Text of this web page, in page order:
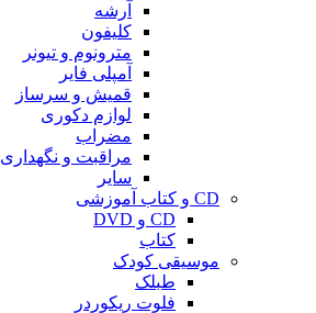
آرشه
کلیفون
مترونوم و تیونر
آمپلی فایر
قمیش و سرساز
لوازم دکوری
مضراب
مراقبت و نگهداری
سایر
CD و کتاب آموزشی
CD و DVD
کتاب
موسیقی کودک
طبلک
فلوت ریکوردر